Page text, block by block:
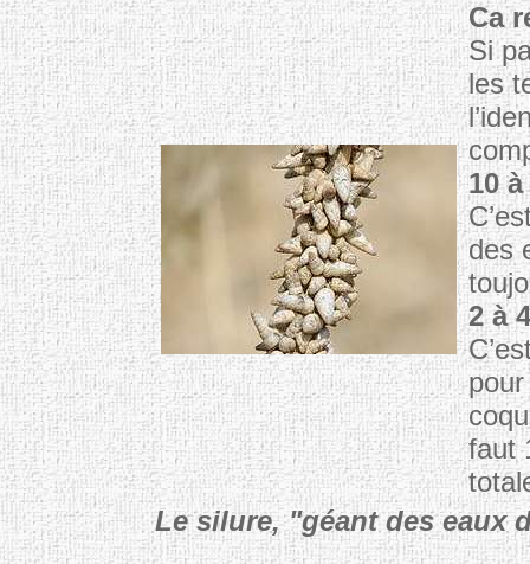
Ca
Si
les
10
des
2 à
faut
Le silure, "géant des eaux